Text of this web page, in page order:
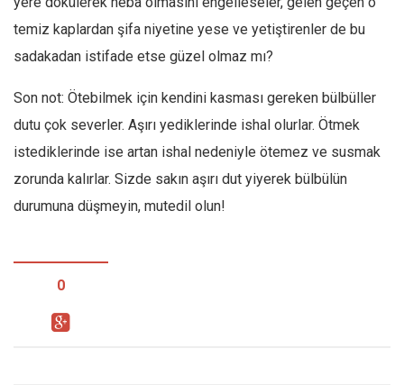
temiz kaplardan şifa niyetine yese ve yetiştirenler de bu
sadakadan istifade etse güzel olmaz mı?
Son not: Ötebilmek için kendini kasması gereken bülbüller
dutu çok severler. Aşırı yediklerinde ishal olurlar. Ötmek
istediklerinde ise artan ishal nedeniyle ötemez ve susmak
zorunda kalırlar. Sizde sakın aşırı dut yiyerek bülbülün
durumuna düşmeyin, mutedil olun!
0